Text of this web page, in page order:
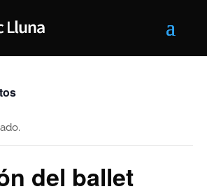
del ballet